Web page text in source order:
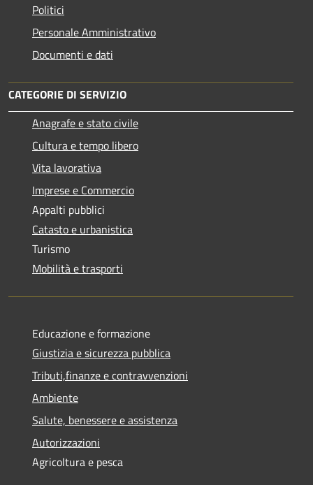
Politici
Personale Amministrativo
Documenti e dati
CATEGORIE DI SERVIZIO
Anagrafe e stato civile
Cultura e tempo libero
Vita lavorativa
Imprese e Commercio
Appalti pubblici
Catasto e urbanistica
Turismo
Mobilità e trasporti
Educazione e formazione
Giustizia e sicurezza pubblica
Tributi,finanze e contravvenzioni
Ambiente
Salute, benessere e assistenza
Autorizzazioni
Agricoltura e pesca